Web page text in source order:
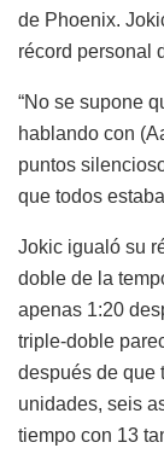
de Phoenix.
récord personal
“No se supone
hablando con
puntos
que todos
Jokic igualó su
doble de la
apenas 1:20
triple-doble
después de que
unidades, seis
tiempo con 13